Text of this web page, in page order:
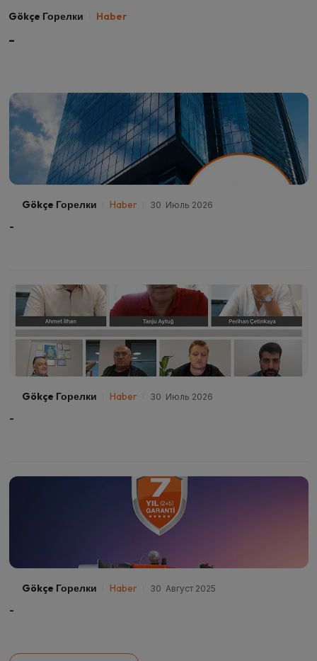
Gökçe Горелки Haber
-
Gökçe Горелки Haber 30 Июль 2026
-
Gökçe Горелки Haber 30 Июль 2026
-
Gökçe Горелки Haber 30 Август 2025
-